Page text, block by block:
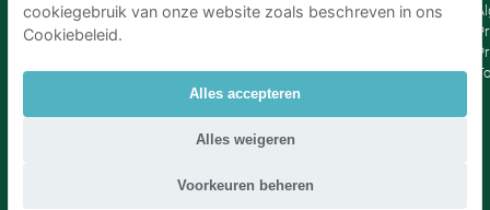
Parkeren Amsterdam
Parkeren Den Haag|Parkeren Rotterdam
cookiegebruik van onze website zoals beschreven in ons
Cookiebeleid.
Alles accepteren
Alles weigeren
Voorkeuren beheren